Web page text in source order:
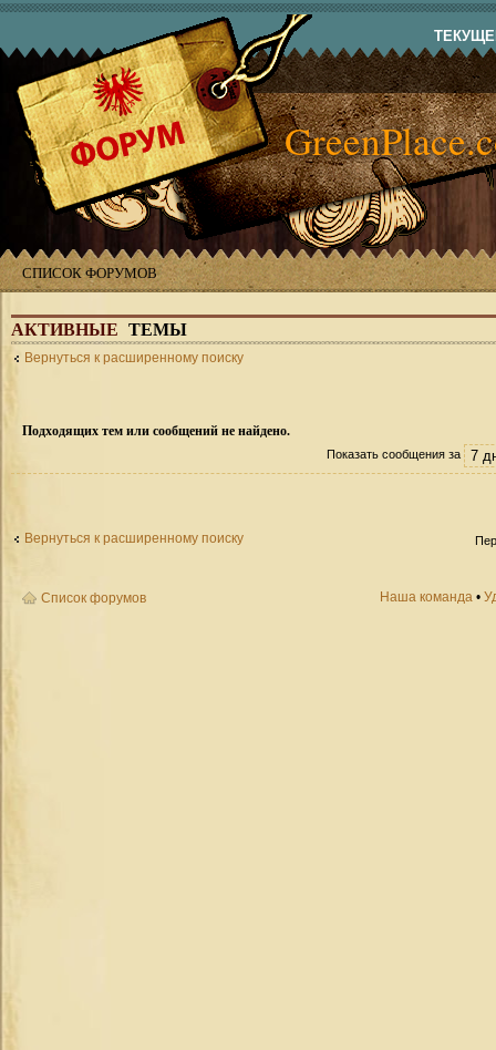
СПИСОК ФОРУМОВ
АКТИВНЫЕ ТЕМЫ
Вернуться к расширенному поиску
Подходящих тем или сообщений не найдено.
Показать сообщения за
Вернуться к расширенному поиску
Список форумов Наша команда •